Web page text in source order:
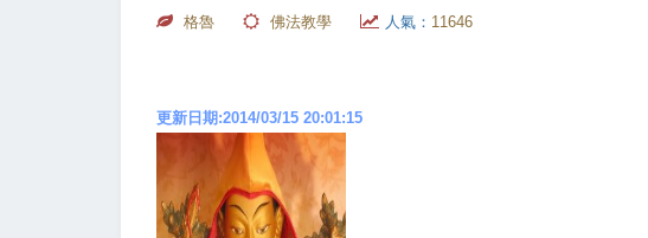
格魯 佛法教學 人氣： 11646
更新日期:2014/03/15 20:01:15